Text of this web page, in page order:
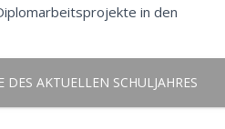
in den
DES AKTUELLEN SCHULJAHRES